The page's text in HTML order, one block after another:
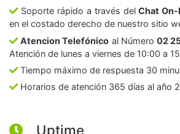
Soporte rápido a través delChat On-
en el costado derecho de nuestro sitio
Atencion Telefónico al Número02
Atención de lunes a viernes de 10:00 a
Tiempo máximo de respuesta 30
Horarios de atención 365 días al año
Uptime